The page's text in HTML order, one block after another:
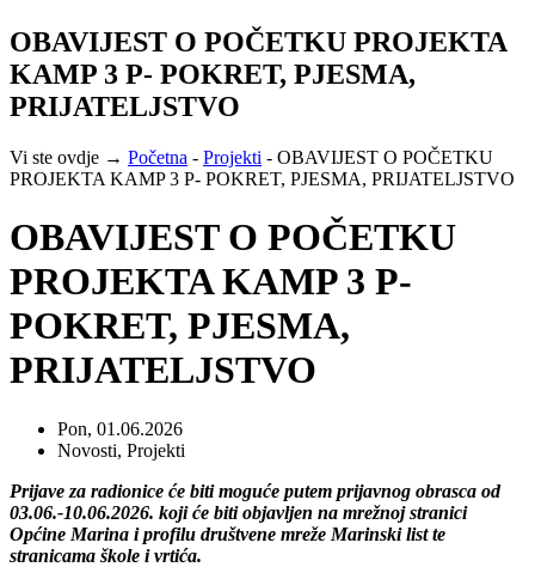
OBAVIJEST O POČETKU PROJEKTA
KAMP 3 P- POKRET, PJESMA,
PRIJATELJSTVO
Vi ste ovdje → Početna - Projekti - OBAVIJEST O POČETKU
PROJEKTA KAMP 3 P- POKRET, PJESMA, PRIJATELJSTVO
OBAVIJEST O POČETKU
PROJEKTA KAMP 3 P-
POKRET, PJESMA,
PRIJATELJSTVO
Pon, 01.06.2026
Novosti, Projekti
Prijave za radionice će biti moguće putem prijavnog obrasca od
03.06.-10.06.2026. koji će biti objavljen na mrežnoj stranici
Općine Marina i profilu društvene mreže Marinski list te
stranicama škole i vrtića.